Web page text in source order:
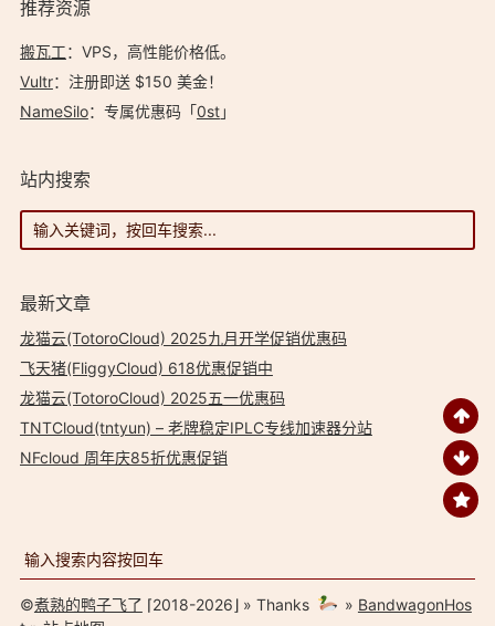
推荐资源
搬瓦工：VPS，高性能价格低。️
Vultr：注册即送 $150 美金！
NameSilo：专属优惠码「0st」
站内搜索
最新文章
龙猫云(TotoroCloud) 2025九月开学促销优惠码
飞天猪(FliggyCloud) 618优惠促销中
龙猫云(TotoroCloud) 2025五一优惠码
TNTCloud(tntyun) – 老牌稳定IPLC专线加速器分站
NFcloud 周年庆85折优惠促销
©煮熟的鸭子飞了 ⌈2018-2026⌋ » Thanks » BandwagonHos